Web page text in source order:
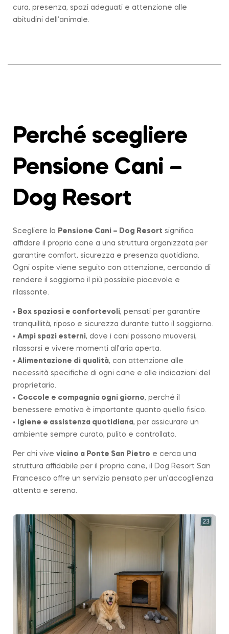
cura, presenza, spazi adeguati e attenzione alle
abitudini dell’animale.
Perché scegliere
Pensione Cani –
Dog Resort
Scegliere la Pensione Cani – Dog Resort significa
affidare il proprio cane a una struttura organizzata per
garantire comfort, sicurezza e presenza quotidiana.
Ogni ospite viene seguito con attenzione, cercando di
rendere il soggiorno il più possibile piacevole e
rilassante.
• Box spaziosi e confortevoli, pensati per garantire
tranquillità, riposo e sicurezza durante tutto il soggiorno.
• Ampi spazi esterni, dove i cani possono muoversi,
rilassarsi e vivere momenti all’aria aperta.
• Alimentazione di qualità, con attenzione alle
necessità specifiche di ogni cane e alle indicazioni del
proprietario.
• Coccole e compagnia ogni giorno, perché il
benessere emotivo è importante quanto quello fisico.
•
Igiene e assistenza quotidiana, per assicurare un
ambiente sempre curato, pulito e controllato.
Per chi vive vicino a Ponte San Pietro e cerca una
struttura affidabile per il proprio cane, il Dog Resort San
Francesco offre un servizio pensato per un’accoglienza
attenta e serena.